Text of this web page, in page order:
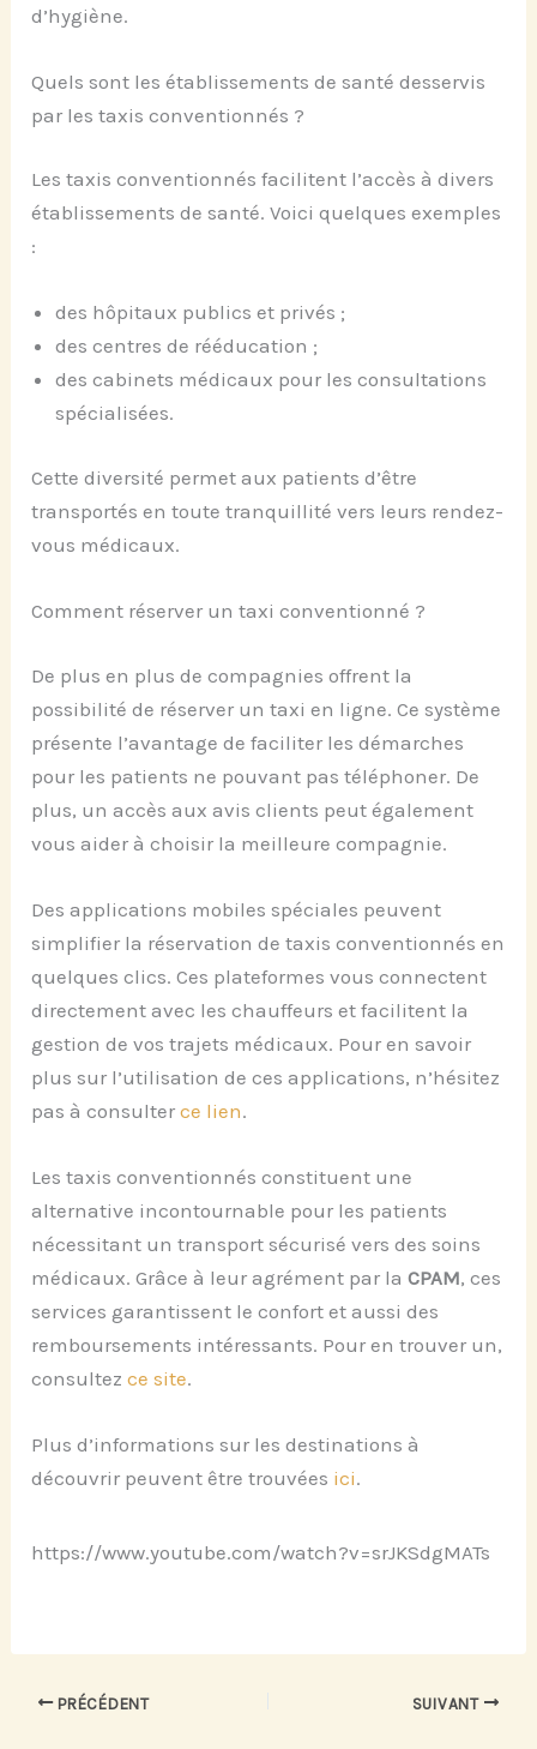
d’hygiène.
Quels sont les établissements de santé desservis
par les taxis conventionnés ?
Les taxis conventionnés facilitent l’accès à divers
établissements de santé. Voici quelques exemples
:
des hôpitaux publics et privés ;
des centres de rééducation ;
des cabinets médicaux pour les consultations
spécialisées.
Cette diversité permet aux patients d’être
transportés en toute tranquillité vers leurs rendez-
vous médicaux.
Comment réserver un taxi conventionné ?
De plus en plus de compagnies offrent la
possibilité de réserver un taxi en ligne. Ce système
présente l’avantage de faciliter les démarches
pour les patients ne pouvant pas téléphoner. De
plus, un accès aux avis clients peut également
vous aider à choisir la meilleure compagnie.
Des applications mobiles spéciales peuvent
simplifier la réservation de taxis conventionnés en
quelques clics. Ces plateformes vous connectent
directement avec les chauffeurs et facilitent la
gestion de vos trajets médicaux. Pour en savoir
plus sur l’utilisation de ces applications, n’hésitez
pas à consulterce lien.
Les taxis conventionnés constituent une
alternative incontournable pour les patients
nécessitant un transport sécurisé vers des soins
médicaux. Grâce à leur agrément par laCPAM, ces
services garantissent le confort et aussi des
remboursements intéressants. Pour en trouver un,
consultezce site.
Plus d’informations sur les destinations à
découvrir peuvent être trouvées ici.
https://www.youtube.com/watch?v=srJKSdgMATs
PRÉCÉDENT SUIVANT